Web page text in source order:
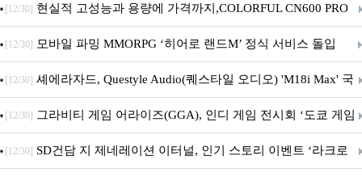
브랜드데이 기획전 진행
[12/30] 현실적 고성능과 용량에 가격까지,COLORFUL CN600 PRO
M.2 NVMe 디앤디컴 1TB
[12/30] 모바일 파밍 MMORPG ‘히어로 랜드M’ 정식 서비스 돌입
[12/30] 셰에라자드, Questyle Audio(퀘스타일 오디오) 'M18i Max' 국
내 정식 출시
[12/30] 그라비티 게임 어라이즈(GGA), 인디 게임 전시회 ‘도쿄 게임
던전 13’ 참가!
[12/30] SD건담 지 제네레이션 이터널, 인기 스토리 이벤트 ‘라크로